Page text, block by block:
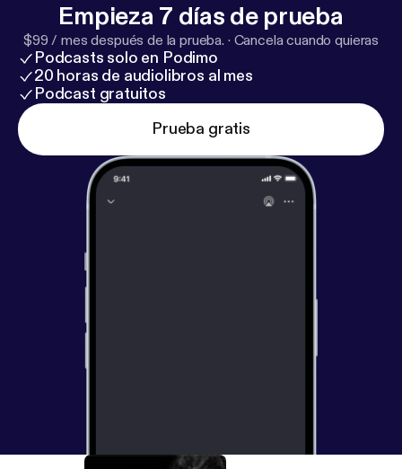
Empieza 7 días de prueba
$99 / mes después de la prueba. · Cancela cuando quieras
Podcasts solo en Podimo
20 horas de audiolibros al mes
Podcast gratuitos
Prueba gratis